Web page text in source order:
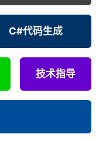
C#代码生成
技术指导